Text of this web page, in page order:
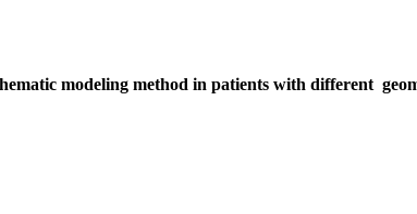
modeling method in patients with different